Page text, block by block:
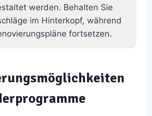
werden. Behalten Sie
im Hinterkopf, während
fortsetzen.